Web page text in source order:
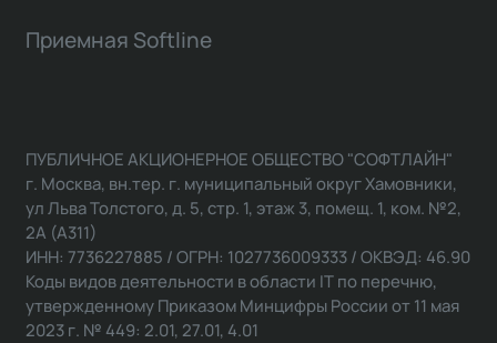
Приемная Softline
ПУБЛИЧНОЕ АКЦИОНЕРНОЕ ОБЩЕСТВО "СОФТЛАЙН"
г. Москва, вн.тер. г. муниципальный округ Хамовники,
ул Льва Толстого, д. 5, стр. 1, этаж 3, помещ. 1, ком. №2,
2А (А311)
ИНН: 7736227885 / ОГРН: 1027736009333 / ОКВЭД: 46.90
Коды видов деятельности в области IT по перечню,
утвержденному Приказом Минцифры России от 11 мая
2023 г. № 449: 2.01, 27.01, 4.01